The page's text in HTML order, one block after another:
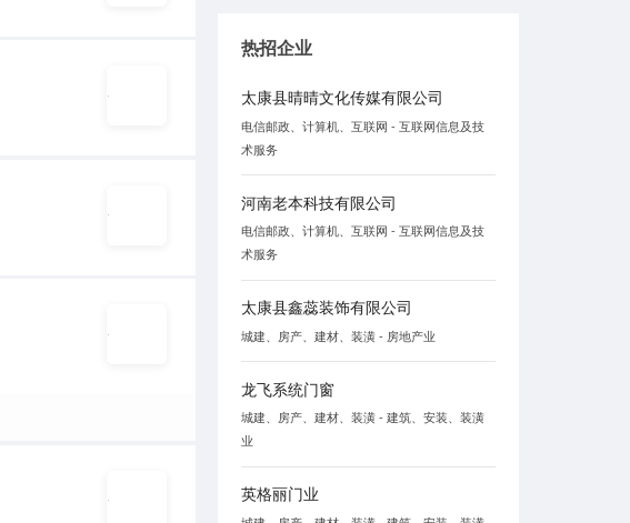
热招企业
太康县晴晴文化传媒有限公司
电信邮政、计算机、互联网 - 互联网信息及技
术服务
河南老本科技有限公司
电信邮政、计算机、互联网 - 互联网信息及技
术服务
太康县鑫蕊装饰有限公司
城建、房产、建材、装潢 - 房地产业
龙飞系统门窗
城建、房产、建材、装潢 - 建筑、安装、装潢
业
英格丽门业